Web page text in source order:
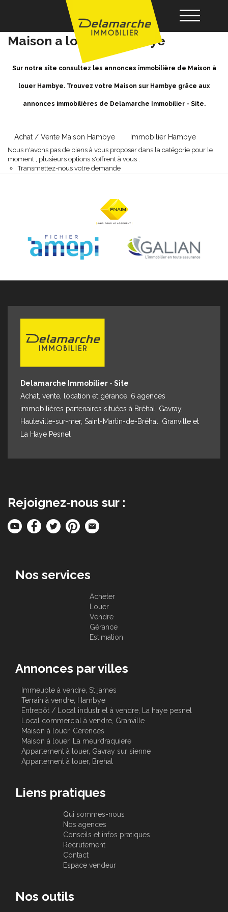
Acheter
Gérance
Location Maison Hambye -
Maison a louer à Hambye
Sur notre site consultez les annonces immobilière de Maison à
louer Hambye. Trouvez votre Maison sur Hambye grâce aux
annonces immobilières de Delamarche Immobilier - Site.
Achat / Vente Maison Hambye Immobilier Hambye
Nous n'avons pas de biens à vous proposer dans la catégorie pour le
moment , plusieurs options s'offrent à vous :
Transmettez-nous votre demande
Delamarche Immobilier - Site
Achat, vente, location et gérance. 6 agences
immobilières partenaires situées à Bréhal, Gavray,
Hauteville-sur-mer, Saint-Martin-de-Bréhal, Granville et
La Haye Pesnel
Rejoignez-nous sur :
Nos services
Acheter
Louer
Vendre
Gérance
Estimation
Annonces par villes
Immeuble à vendre, St james
Terrain à vendre, Hambye
Entrepôt / Local industriel à vendre, La haye pesnel
Local commercial à vendre, Granville
Maison à louer, Cerences
Maison à louer, La meurdraquiere
Appartement à louer, Gavray sur sienne
Appartement à louer, Brehal
Liens pratiques
Qui sommes-nous
Nos agences
Conseils et infos pratiques
Recrutement
Contact
Espace vendeur
Nos outils